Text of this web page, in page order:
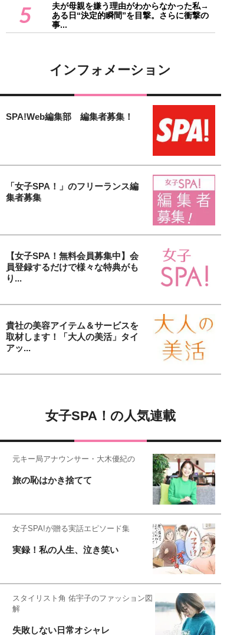
5
夫が母親を嫌う理由がわからなかった私→
ある日“決定的瞬間”を目撃。さらに衝撃の
事...
インフォメーション
SPA!Web編集部 編集者募集！
「女子SPA！」のフリーランス編
集者募集
【女子SPA！無料会員募集中】会
員登録するだけで様々な特典がも
り...
貴社の美容アイテム＆サービスを
取材します！「大人の美活」タイ
アッ...
女子SPA！の人気連載
元キー局アナウンサー・大木優紀の
旅の恥はかき捨てて
女子SPA!が贈る実話エピソード集
実録！私の人生、泣き笑い
スタイリスト角 佑宇子のファッション図
解
失敗しない日常オシャレ